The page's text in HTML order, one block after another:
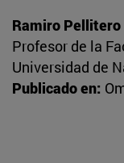
Ramiro Pellitero
Profesor de la
Universidad de
Publicado en: